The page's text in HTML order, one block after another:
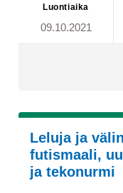
Luontiaika
09.10.2021
Leluja ja
futismaali,
ja tekonurmi